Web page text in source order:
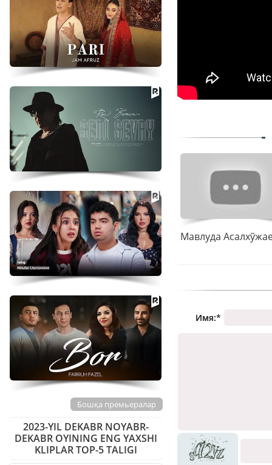
Имя:*
Бошқа премьералар
2023-YIL DEKABR NOYABR-
DEKABR OYINING ENG YAXSHI
KLIPLAR TOP-5 TALIGI